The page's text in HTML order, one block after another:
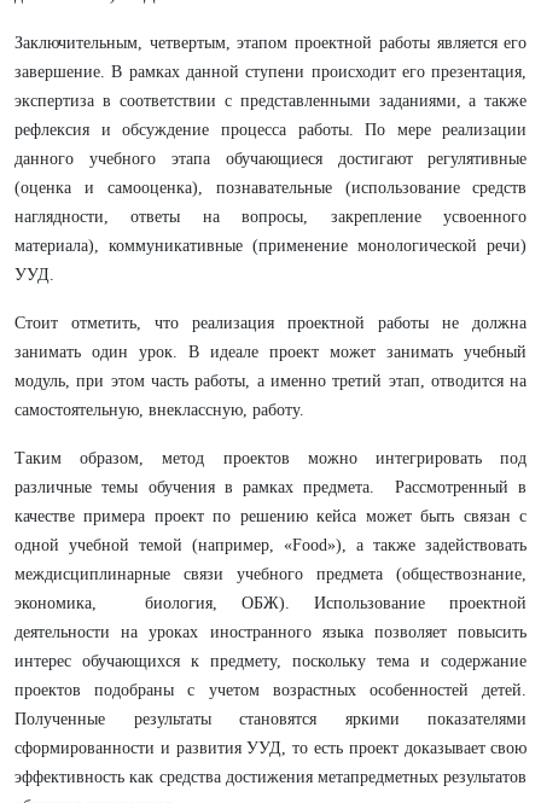
Заключительным, четвертым, этапом проектной работы является его
завершение. В рамках данной ступени происходит его презентация,
экспертиза в соответствии с представленными заданиями, а также
рефлексия и обсуждение процесса работы. По мере реализации
данного учебного этапа обучающиеся достигают регулятивные
(оценка и самооценка), познавательные (использование средств
наглядности, ответы на вопросы, закрепление усвоенного
материала), коммуникативные (применение монологической речи)
УУД.
Стоит отметить, что реализация проектной работы не должна
занимать один урок. В идеале проект может занимать учебный
модуль, при этом часть работы, а именно третий этап, отводится на
самостоятельную, внеклассную, работу.
Таким образом, метод проектов можно интегрировать под
различные темы обучения в рамках предмета. Рассмотренный в
качестве примера проект по решению кейса может быть связан с
одной учебной темой (например, «Food»), а также задействовать
междисциплинарные связи учебного предмета (обществознание,
экономика, биология, ОБЖ). Использование проектной
деятельности на уроках иностранного языка позволяет повысить
интерес обучающихся к предмету, поскольку тема и содержание
проектов подобраны с учетом возрастных особенностей детей.
Полученные результаты становятся яркими показателями
сформированности и развития УУД, то есть проект доказывает свою
эффективность как средства достижения метапредметных результатов